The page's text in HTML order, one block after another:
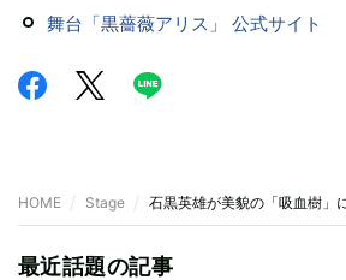
舞台「黒薔薇アリス」 公式サイト
HOME Stage 石黒英雄が美貌の「吸血樹
最近話題の記事